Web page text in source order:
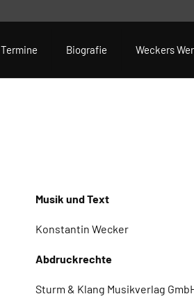
Termine Biografie Weckers
Musik und Text
Konstantin Wecker
Abdruckrechte
Sturm & Klang Musikverlag